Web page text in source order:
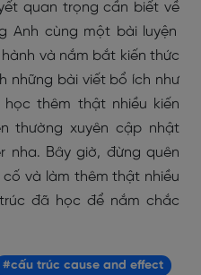
quan trọng cần biết về
Anh cùng một bài luyện
và nắm bắt kiến thức
những bài viết bổ ích như
thêm thật nhiều kiến
thường xuyên cập nhật
nha. Bây giờ, đừng quên
và làm thêm thật nhiều
đã học để nắm chắc
#cấu trúc cause and effect